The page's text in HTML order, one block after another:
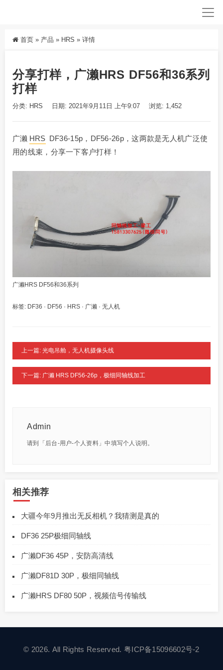
首页 » 产品 » HRS » 详情
分享打样，广濑HRS DF56和36系列
打样
分类: HRS 日期: 2021年9月11日 上午9:07 浏览: 1,452
广濑 HRS DF36-15p，DF56-26p，这两款是无人机广泛使
用的线束，分享一下客户打样！
广濑HRS DF56和36系列
标签: DF36 · DF56 · HRS · 广濑 · 无人机
上一篇: 光电吊舱，无人机摄像头线
下一篇: 广濑 HRS DF56-26p，极细同轴线加工
Admin
请到「后台-用户-个人资料」中填写个人说明。
相关推荐
大疆今年9月推出无反相机？我猜测是真的
DF36 25P极细同轴线
广濑DF36 45P，安防高清线
广濑DF81D 30P，极细同轴线
广濑HRS DF80 50P，视频信号传输线
© 2026. All Rights Reserved. 粤ICP备15096602号-2